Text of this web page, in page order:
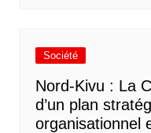
Société
Nord-Kivu : La
d’un plan
organisationnel